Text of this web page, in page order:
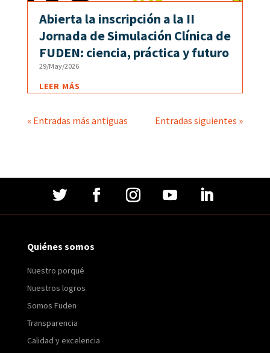
Abierta la inscripción a la II
Jornada de Simulación Clínica de
FUDEN: ciencia, práctica y futuro
29/May/2026
LEER MÁS
« Entradas más antiguas Entradas siguientes »
Quiénes somos
Nuestro porqué
Nuestros logros
Somos Fuden
Transparencia
Calidad y excelencia